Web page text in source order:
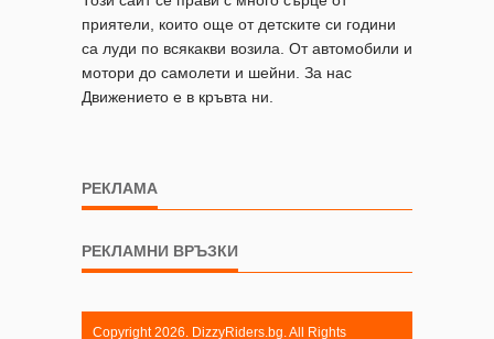
приятели, които още от детските си години
са луди по всякакви возила. От автомобили и
мотори до самолети и шейни. За нас
Движението е в кръвта ни.
РЕКЛАМА
РЕКЛАМНИ ВРЪЗКИ
Copyright 2026. DizzyRiders.bg. All Rights